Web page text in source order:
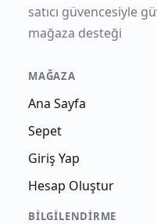
satıcı güvencesiyle
mağaza desteği
MAĞAZA
Ana Sayfa
Sepet
Giriş Yap
Hesap Oluştur
BILGILENDIRME